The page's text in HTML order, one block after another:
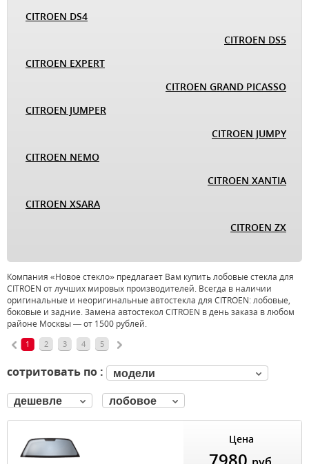
CITROEN DS4
CITROEN DS5
CITROEN EXPERT
CITROEN GRAND PICASSO
CITROEN JUMPER
CITROEN JUMPY
CITROEN NEMO
CITROEN XANTIA
CITROEN XSARA
CITROEN ZX
Компания «Новое стекло» предлагает Вам купить лобовые стекла для
CITROEN от лучших мировых производителей. Всегда в наличии
оригинальные и неоригинальные автостекла для CITROEN: лобовые,
боковые и задние. Замена автостекол CITROEN в день заказа в любом
районе Москвы — от 1500 рублей.
1 2 3 4 5
сотритовать по : модели
дешевле лобовое
Цена